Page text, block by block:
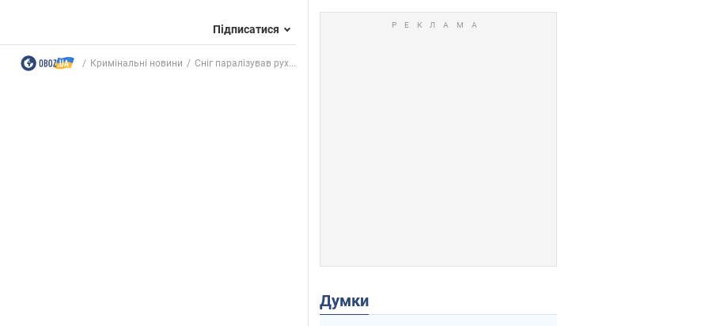
Підписатися
Кримінальні новини Сніг паралізував рух...
Думки